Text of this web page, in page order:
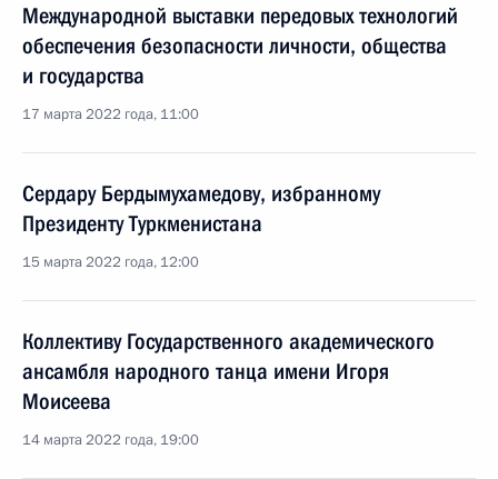
Международной выставки передовых технологий
обеспечения безопасности личности, общества
и государства
17 марта 2022 года, 11:00
Сердару Бердымухамедову, избранному
Президенту Туркменистана
15 марта 2022 года, 12:00
Коллективу Государственного академического
ансамбля народного танца имени Игоря
Моисеева
14 марта 2022 года, 19:00